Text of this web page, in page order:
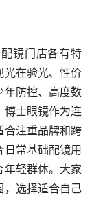
镜门店各有特
光在验光、性价
年防控、高度数
博士眼镜作为连
合注重品牌和跨
常基础配镜用
年轻群体。大家
，选择适合自己